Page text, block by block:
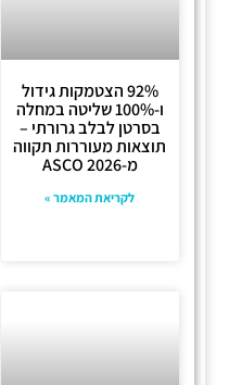
92% הצטמקות גידול
ו-100% שליטה במחלה
בסרטן לבלב גרורתי –
תוצאות מעוררות תקווה
מ-ASCO 2026
לקריאת המאמר »